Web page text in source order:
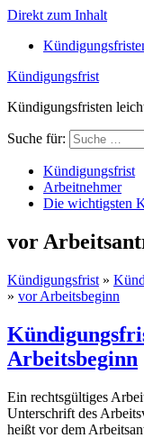
Direkt zum Inhalt
Kündigungsfrist
Kündigungsfristen
Suche für:
Kündigungsfrist
Arbeitnehmer
Die wichtigsten
vor
Kündigungsfrist »
» vor Arbeitsbeginn
Arbeitsbeginn
Ein rechtsgültiges
Unterschrift des
heißt vor dem